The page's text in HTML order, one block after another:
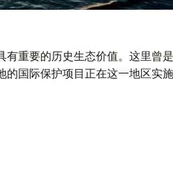
有重要的历史生态价值。这里曾
国际保护项目正在这一地区实施